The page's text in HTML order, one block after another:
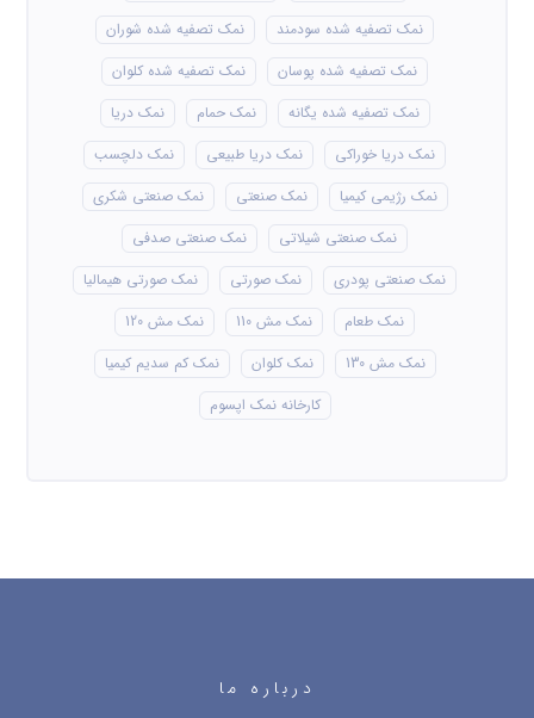
نمک تصفیه شده سودمند
نمک تصفیه شده شوران
نمک تصفیه شده پوسان
نمک تصفیه شده کلوان
نمک تصفیه شده یگانه
نمک حمام
نمک دریا
نمک دریا خوراکی
نمک دریا طبیعی
نمک دلچسب
نمک رژیمی کیمیا
نمک صنعتی
نمک صنعتی شکری
نمک صنعتی شیلاتی
نمک صنعتی صدفی
نمک صنعتی پودری
نمک صورتی
نمک صورتی هیمالیا
نمک طعام
نمک مش 110
نمک مش 120
نمک مش 130
نمک کلوان
نمک کم سدیم کیمیا
کارخانه نمک اپسوم
درباره ما